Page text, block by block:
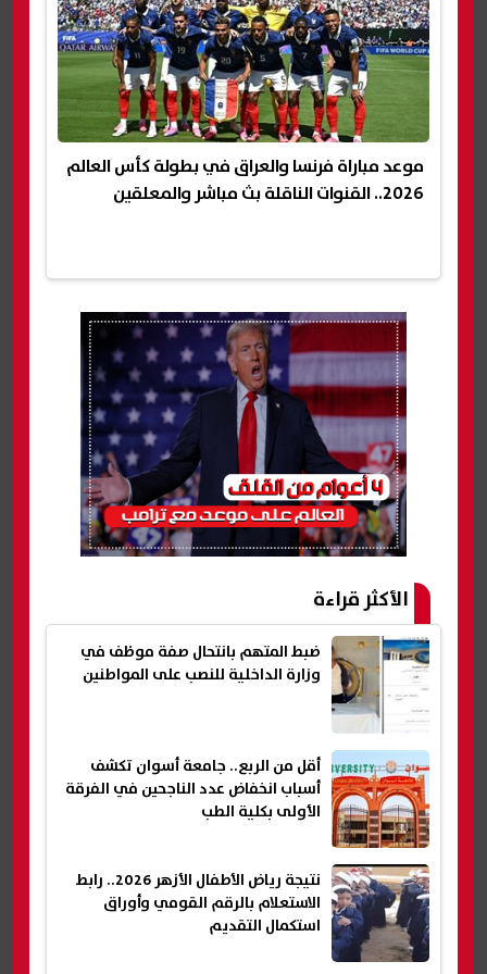
موعد مباراة فرنسا والعراق في بطولة كأس العالم
2026.. القنوات الناقلة بث مباشر والمعلقين
الأكثر قراءة
ضبط المتهم بانتحال صفة موظف في
وزارة الداخلية للنصب على المواطنين
أقل من الربع.. جامعة أسوان تكشف
أسباب انخفاض عدد الناجحين في الفرقة
الأولى بكلية الطب
نتيجة رياض الأطفال الأزهر 2026.. رابط
الاستعلام بالرقم القومي وأوراق
استكمال التقديم